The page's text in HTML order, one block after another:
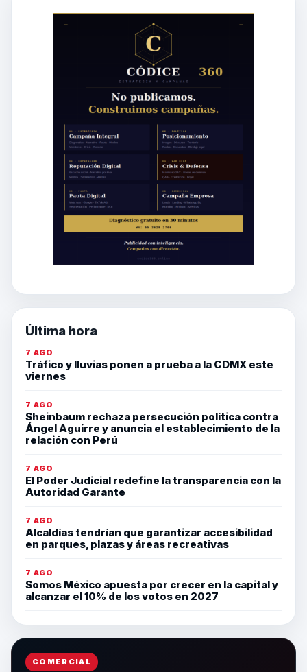
Última hora
7 AGO
Tráfico y lluvias ponen a prueba a la CDMX este
viernes
7 AGO
Sheinbaum rechaza persecución política contra
Ángel Aguirre y anuncia el establecimiento de la
relación con Perú
7 AGO
El Poder Judicial redefine la transparencia con la
Autoridad Garante
7 AGO
Alcaldías tendrían que garantizar accesibilidad
en parques, plazas y áreas recreativas
7 AGO
Somos México apuesta por crecer en la capital y
alcanzar el 10% de los votos en 2027
COMERCIAL